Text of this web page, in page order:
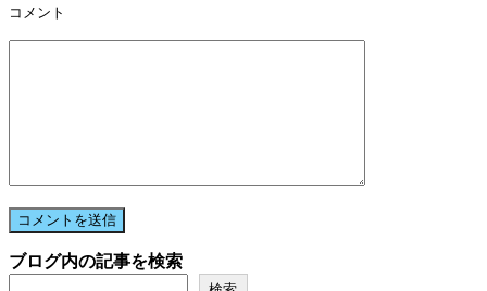
コメント
ブログ内の記事を検索